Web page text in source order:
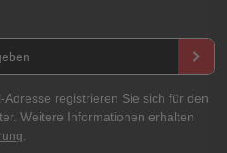
keyboard_arrow_right
registrieren Sie sich für den
Weitere Informationen erhalten
.